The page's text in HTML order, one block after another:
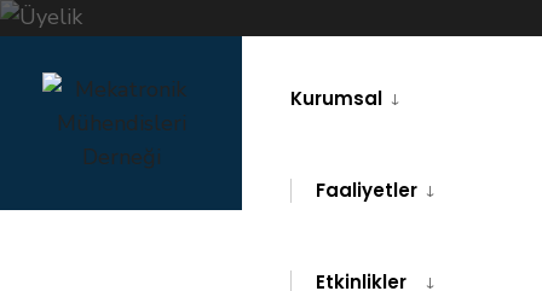
Kurumsal
Faaliyetler
Etkinlikler